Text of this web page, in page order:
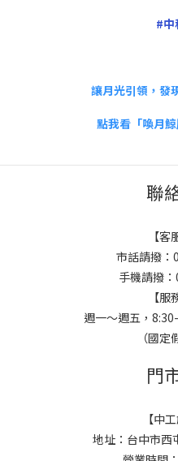
#中
讓月光引領，發
點我看「喚月
聯
【客
市話請撥
手機請撥
【服
週一～週五，
（國定
門
【中
地址：台中市西